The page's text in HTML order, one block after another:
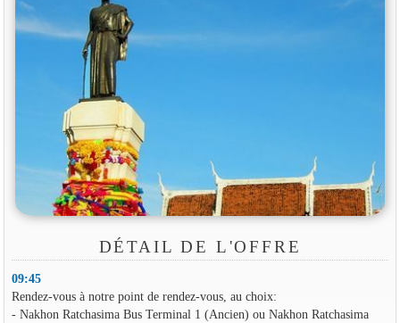
DÉTAIL DE L'OFFRE
09:45
Rendez-vous à notre point de rendez-vous, au choix:
- Nakhon Ratchasima Bus Terminal 1 (Ancien) ou Nakhon Ratchasima